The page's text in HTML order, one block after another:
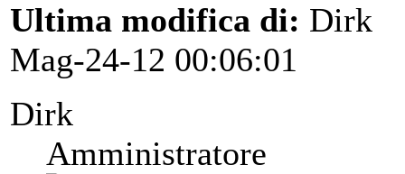
Ultima modifica di: Dirk
Mag-24-12 00:06:01
Dirk
Amministratore